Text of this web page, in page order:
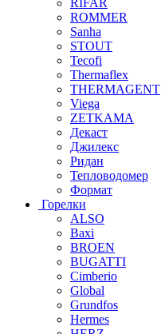
ROMMER
Sanha
STOUT
Tecofi
Thermaflex
THERMAGENT
Viega
ZETKAMA
Декаст
Джилекс
Ридан
Тепловодомер
Формат
Горелки
ALSO
Baxi
BROEN
BUGATTI
Cimberio
Global
Grundfos
Hermes